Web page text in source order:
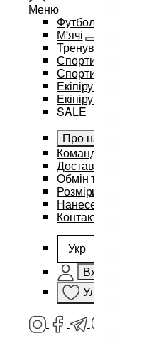
Меню
Футбол
М'ячі
Тренувальний
Спортивний одяг
Спортивні
Екіпірування
Екіпірування
SALE
Про нас
Командам
Доставка і оплата
Обмін та
Розміри
Нанесення
Контакти
Укр
Вхід
Улюблене